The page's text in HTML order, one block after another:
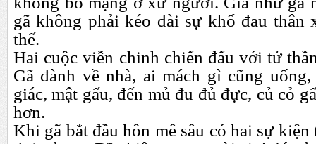
gã không phải kéo dài sự khổ đau thân
thế.
Hai cuộc viễn chinh chiến đấu với tử
Gã đành về nhà, ai mách gì cũng
giác, mật gấu, đến mủ đu đủ đực, củ cỏ
hơn.
Khi gã bắt đầu hôn mê sâu có hai sự